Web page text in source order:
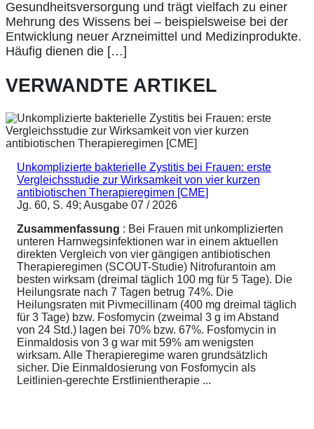
Gesundheitsversorgung und trägt vielfach zu einer
Mehrung des Wissens bei – beispielsweise bei der
Entwicklung neuer Arzneimittel und Medizinprodukte.
Häufig dienen die […]
VERWANDTE ARTIKEL
Unkomplizierte bakterielle Zystitis bei Frauen: erste
Vergleichsstudie zur Wirksamkeit von vier kurzen
antibiotischen Therapieregimen [CME]
Jg. 60, S. 49; Ausgabe 07 / 2026
Zusammenfassung : Bei Frauen mit unkomplizierten
unteren Harnwegsinfektionen war in einem aktuellen
direkten Vergleich von vier gängigen antibiotischen
Therapieregimen (SCOUT-Studie) Nitrofurantoin am
besten wirksam (dreimal täglich 100 mg für 5 Tage). Die
Heilungsrate nach 7 Tagen betrug 74%. Die
Heilungsraten mit Pivmecillinam (400 mg dreimal täglich
für 3 Tage) bzw. Fosfomycin (zweimal 3 g im Abstand
von 24 Std.) lagen bei 70% bzw. 67%. Fosfomycin in
Einmaldosis von 3 g war mit 59% am wenigsten
wirksam. Alle Therapieregime waren grundsätzlich
sicher. Die Einmaldosierung von Fosfomycin als
Leitlinien-gerechte Erstlinientherapie ...